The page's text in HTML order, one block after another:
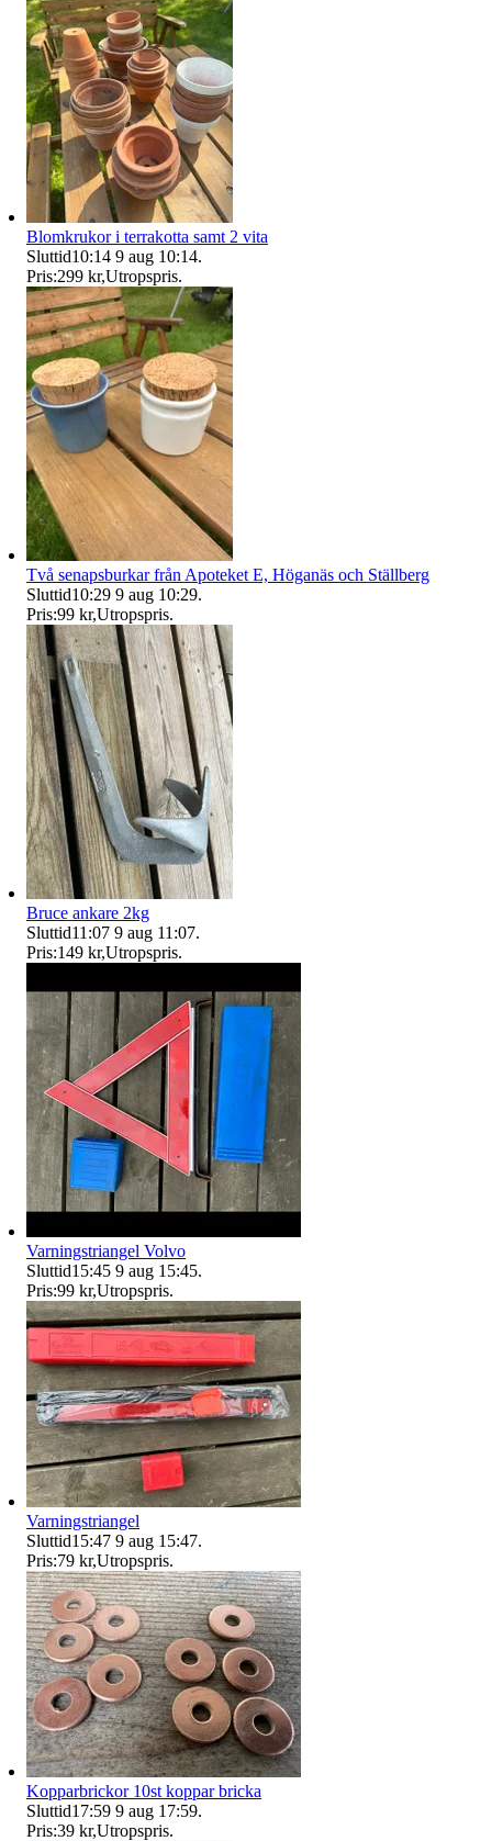
Blomkrukor i terrakotta samt 2 vita
Sluttid10:14 9 aug 10:14.
Pris:299 kr,Utropspris.
Två senapsburkar från Apoteket E, Höganäs och Ställberg
Sluttid10:29 9 aug 10:29.
Pris:99 kr,Utropspris.
Bruce ankare 2kg
Sluttid11:07 9 aug 11:07.
Pris:149 kr,Utropspris.
Varningstriangel Volvo
Sluttid15:45 9 aug 15:45.
Pris:99 kr,Utropspris.
Varningstriangel
Sluttid15:47 9 aug 15:47.
Pris:79 kr,Utropspris.
Kopparbrickor 10st koppar bricka
Sluttid17:59 9 aug 17:59.
Pris:39 kr,Utropspris.